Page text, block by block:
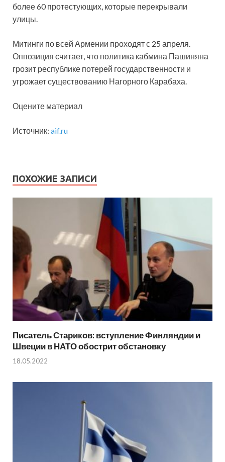
более 60 протестующих, которые перекрывали
улицы.
Митинги по всей Армении проходят с 25 апреля.
Оппозиция считает, что политика кабмина Пашиняна
грозит республике потерей государственности и
угрожает существованию Нагорного Карабаха.
Оцените материал
Источник: aif.ru
ПОХОЖИЕ ЗАПИСИ
Писатель Стариков: вступление Финляндии и
Швеции в НАТО обострит обстановку
18.05.2022